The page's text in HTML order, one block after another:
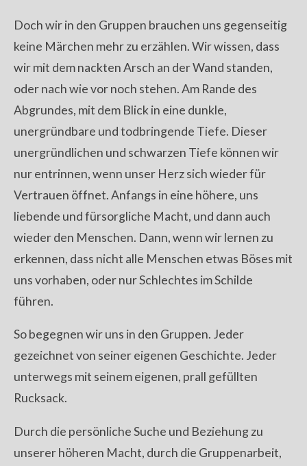
Doch wir in den Gruppen brauchen uns gegenseitig
keine Märchen mehr zu erzählen. Wir wissen, dass
wir mit dem nackten Arsch an der Wand standen,
oder nach wie vor noch stehen. Am Rande des
Abgrundes, mit dem Blick in eine dunkle,
unergründbare und todbringende Tiefe. Dieser
unergründlichen und schwarzen Tiefe können wir
nur entrinnen, wenn unser Herz sich wieder für
Vertrauen öffnet. Anfangs in eine höhere, uns
liebende und fürsorgliche Macht, und dann auch
wieder den Menschen. Dann, wenn wir lernen zu
erkennen, dass nicht alle Menschen etwas Böses mit
uns vorhaben, oder nur Schlechtes im Schilde
führen.
So begegnen wir uns in den Gruppen. Jeder
gezeichnet von seiner eigenen Geschichte. Jeder
unterwegs mit seinem eigenen, prall gefüllten
Rucksack.
Durch die persönliche Suche und Beziehung zu
unserer höheren Macht, durch die Gruppenarbeit,